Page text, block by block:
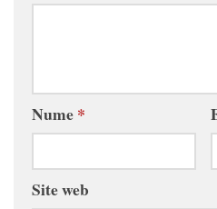
Nume*
Site web